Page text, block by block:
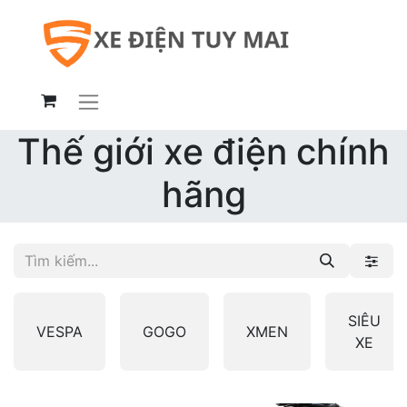
Thế giới xe điện chính
hãng
VESPA GOGO XMEN
SIÊU
XE